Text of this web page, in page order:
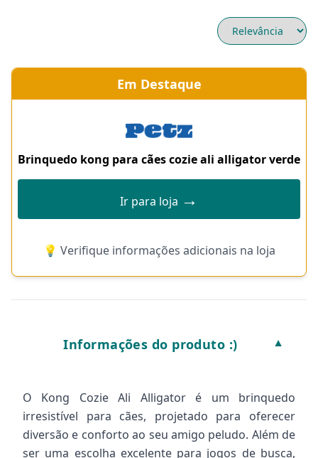
Em Destaque
Brinquedo kong para cães cozie ali alligator verde
Ir para loja →
💡 Verifique informações adicionais na loja
Informações do produto :) ▼
O Kong Cozie Ali Alligator é um brinquedo
irresistível para cães, projetado para oferecer
diversão e conforto ao seu amigo peludo. Além de
ser uma escolha excelente para jogos de busca,